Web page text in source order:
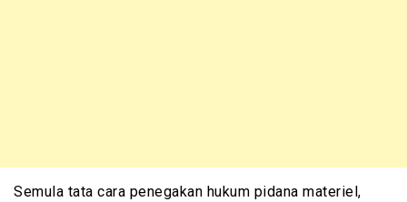
Semula tata cara penegakan hukum pidana materiel,